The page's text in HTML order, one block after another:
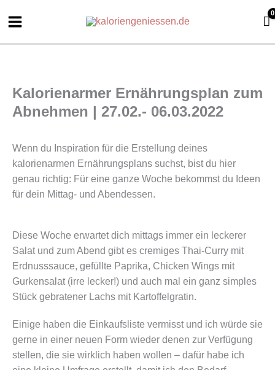
Inhalt
Kalorienarmer Ernährungsplan zum
Abnehmen | 27.02.- 06.03.2022
Wenn du Inspiration für die Erstellung deines
kalorienarmen Ernährungsplans suchst, bist du hier
genau richtig: Für eine ganze Woche bekommst du Ideen
für dein Mittag- und Abendessen.
Diese Woche erwartet dich mittags immer ein leckerer
Salat und zum Abend gibt es cremiges Thai-Curry mit
Erdnusssauce, gefüllte Paprika, Chicken Wings mit
Gurkensalat (irre lecker!) und auch mal ein ganz simples
Stück gebratener Lachs mit Kartoffelgratin.
Einige haben die Einkaufsliste vermisst und ich würde sie
gerne in einer neuen Form wieder denen zur Verfügung
stellen, die sie wirklich haben wollen – dafür habe ich